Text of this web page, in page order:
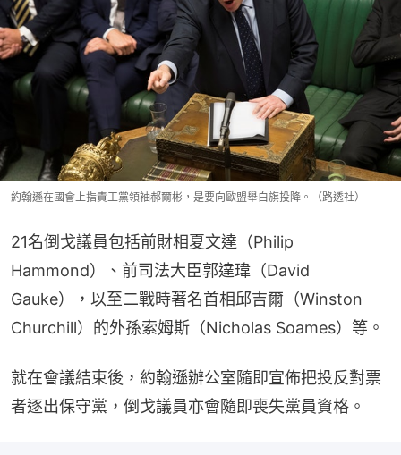
約翰遜在國會上指責工黨領袖郝爾彬，是要向歐盟舉白旗投降。（路透社）
21名倒戈議員包括前財相夏文達（Philip
Hammond）、前司法大臣郭達瑋（David
Gauke），以至二戰時著名首相邱吉爾（Winston
Churchill）的外孫索姆斯（Nicholas Soames）等。
就在會議結束後，約翰遜辦公室隨即宣佈把投反對票
者逐出保守黨，倒戈議員亦會隨即喪失黨員資格。